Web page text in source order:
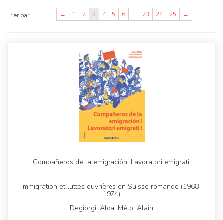
Trier par
Compañeros de la emigración! Lavoratori emigrati!
Immigration et luttes ouvrières en Suisse romande (1968-
1974)
Degiorgi, Alda, Mélo, Alain
← 1 2 3 4 5 6 … 23 24 25 →